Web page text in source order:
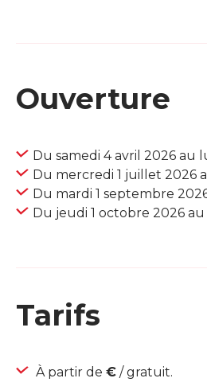
Ouverture
Du samedi 4 avril 2026 au
Du mercredi 1 juillet 2026
Du mardi 1 septembre
Du jeudi 1 octobre 2026
Tarifs
À partir de € / gratuit.